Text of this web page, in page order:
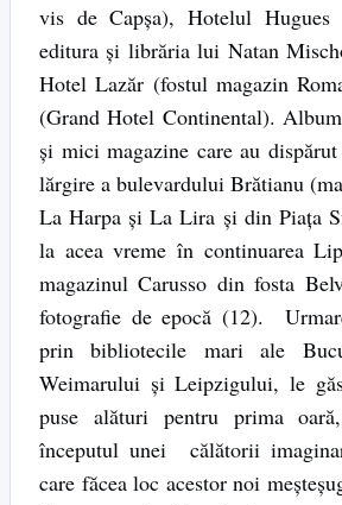
vis de Capşa), Hotelul Hugues
editura şi librăria lui Natan
Hotel Lazăr (fostul magazin
(Grand Hotel Continental).
şi mici magazine care au
lărgire a bulevardului Brătianu
La Harpa şi La Lira şi din Piaţa
la acea vreme în continuarea
magazinul Carusso din fosta
fotografie de epocă (12).
prin bibliotecile mari ale
Weimarului şi Leipzigului, le
puse alături pentru prima
începutul unei călătorii
care făcea loc acestor noi